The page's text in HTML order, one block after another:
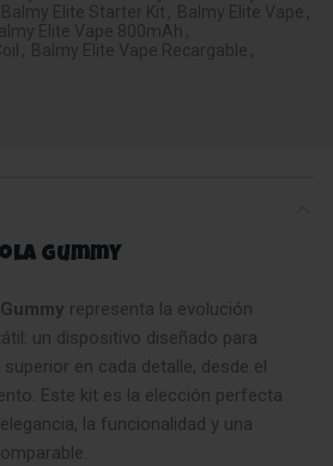
Balmy Elite Starter Kit , Balmy Elite Vape ,
Elite Vape 800mAh ,
, Balmy Elite Vape Recargable ,
Gummy
representa la evolución
un dispositivo diseñado para
en cada detalle, desde el
Este kit es la elección perfecta
la funcionalidad y una